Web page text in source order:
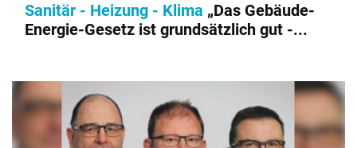
Sanitär - Heizung - Klima „Das Gebäude-
Energie-Gesetz ist grundsätzlich gut -...